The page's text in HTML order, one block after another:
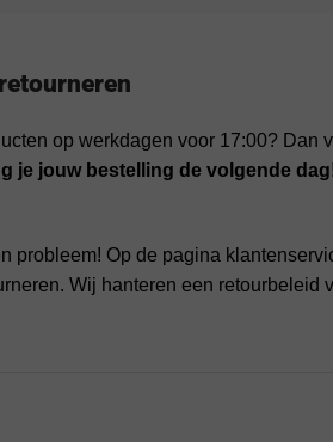
op werkdagen voor 17:00? Dan
je jouw bestelling de volgende
probleem! Op de pagina
Wij hanteren een retourbeleid